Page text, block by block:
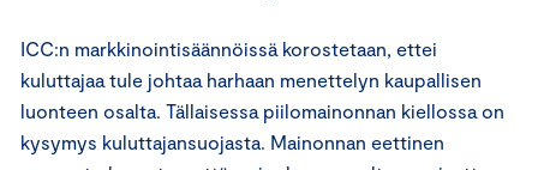
ICC:n markkinointisäännöissä korostetaan, ettei
kuluttajaa tule johtaa harhaan menettelyn kaupallisen
luonteen osalta. Tällaisessa piilomainonnan kiellossa on
kysymys kuluttajansuojasta. Mainonnan eettinen